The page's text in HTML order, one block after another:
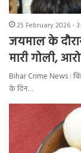
25 February 2026 -
जयमाल के
मारी गोली,
Bihar Crime News :
के दिन…